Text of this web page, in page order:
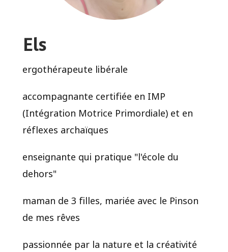
Els
ergothérapeute libérale
accompagnante certifiée en IMP
(Intégration Motrice Primordiale) et en
réflexes archaïques
enseignante qui pratique "l'école du
dehors"
maman de 3 filles, mariée avec le Pinson
de mes rêves
passionnée par la nature et la créativité